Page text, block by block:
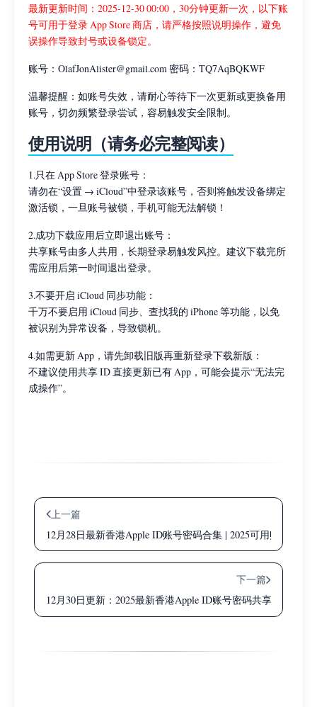
最新更新时间：2025-12-30 00:00，30分钟更新一次，以下账
号可用于登录 App Store 商店，请严格按照说明操作，避免
误操作导致封号或设备锁定。
账号：OlafJonAlister@gmail.com 密码：TQ7AqBQKWF
温馨提醒：如账号失效，请耐心等待下一次更新或更换备用
账号，切勿频繁登录尝试，容易触发安全限制。
使用说明（请务必完整阅读）
1.只在 App Store 登录账号：
请勿在“设置 → iCloud”中登录该账号，否则将触发设备绑定
激活锁，一旦账号被锁，手机可能无法解锁！
2.成功下载应用后立即退出账号：
共享账号由多人共用，长期登录易触发风控。建议下载完所
需应用后第一时间退出登录。
3.不要开启 iCloud 同步功能：
千万不要启用 iCloud 同步、查找我的 iPhone 等功能，以免
被识别为异常设备，导致锁机。
4.如需更新 App，请先卸载旧版再重新登录下载新版：
不建议使用共享 ID 直接更新已有 App，可能会提示“无法完
成操作”。
上一篇
12月28日最新香港Apple ID账号密码合集 | 2025可用账号
下一篇
12月30日更新：2025最新香港Apple ID账号密码共享